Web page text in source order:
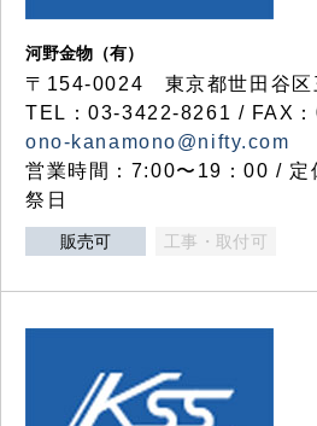
河野金物（有）
〒154-0024 東京都世田谷区
TEL：03-3422-8261 / FAX
ono-kanamono@nifty.com
営業時間：7:00〜19：00 / 定
祭日
販売可 工事・取付可